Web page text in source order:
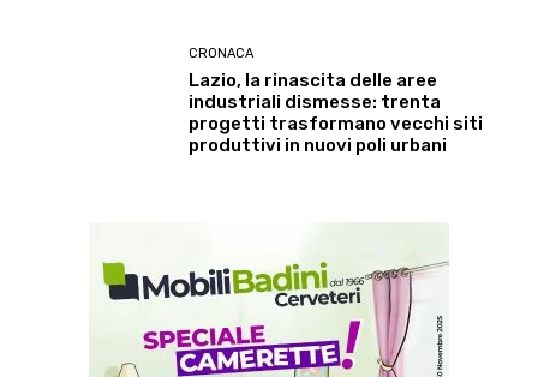
CRONACA
Lazio, la rinascita delle aree
industriali dismesse: trenta
progetti trasformano vecchi siti
produttivi in nuovi poli urbani